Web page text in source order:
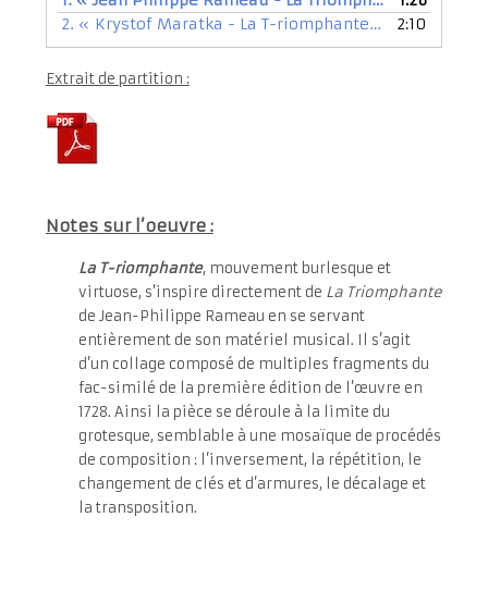
2. « Krystof Maratka - La T-riomphante » — ALEXANDRE
2:10
Extrait de partition :
Notes sur l’oeuvre :
La T-riomphante, mouvement burlesque et
virtuose, s’inspire directement de La Triomphante
de Jean-Philippe Rameau en se servant
entièrement de son matériel musical. Il s’agit
d’un collage composé de multiples fragments du
fac-similé de la première édition de l’œuvre en
1728. Ainsi la pièce se déroule à la limite du
grotesque, semblable à une mosaïque de procédés
de composition : l’inversement, la répétition, le
changement de clés et d’armures, le décalage et
la transposition.